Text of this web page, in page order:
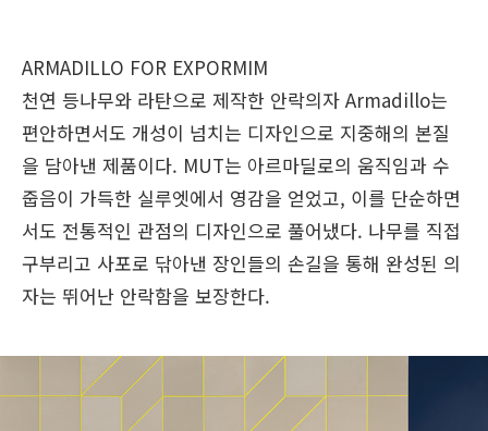
ARMADILLO FOR EXPORMIM
천연 등나무와 라탄으로 제작한 안락의자 Armadillo는
편안하면서도 개성이 넘치는 디자인으로 지중해의 본질
을 담아낸 제품이다. MUT는 아르마딜로의 움직임과 수
줍음이 가득한 실루엣에서 영감을 얻었고, 이를 단순하면
서도 전통적인 관점의 디자인으로 풀어냈다. 나무를 직접
구부리고 사포로 닦아낸 장인들의 손길을 통해 완성된 의
자는 뛰어난 안락함을 보장한다.